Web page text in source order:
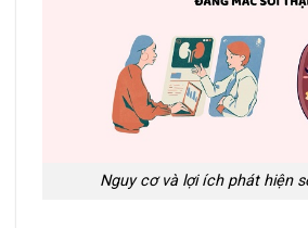
Nguy cơ và lợi ích phát hiện